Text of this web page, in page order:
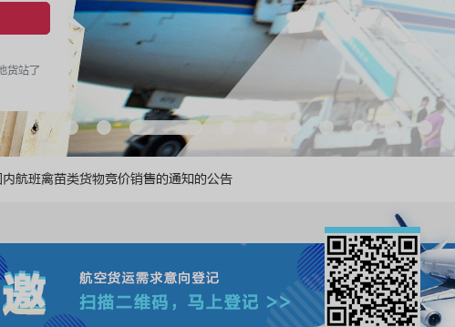
1 2 3 4 5 6 7 8 9 10
货站了
航班禽苗类货物竞价销售的通知的公告